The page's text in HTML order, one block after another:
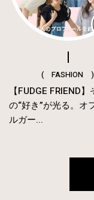
( FASHION )
【FUDGE FRIEND
の“好き”が光る。オ
ルガー...